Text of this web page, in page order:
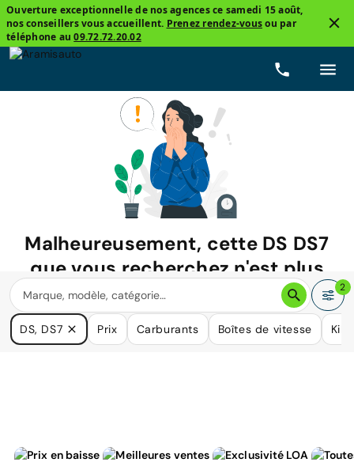
Ouverture exceptionnelle de nos agences ce samedi 15 août,
nos conseillers vous accueillent. Prenez rendez-vousou par
téléphone au09.72.72.20.02
Malheureusement, cette DS DS7
que vous recherchez n'est plus
disponible.
Nous avons de nombreuses voitures qui pourraient répondre
à vos besoins.
2
DS, DS7 Prix Carburants Boîtes de vitesse